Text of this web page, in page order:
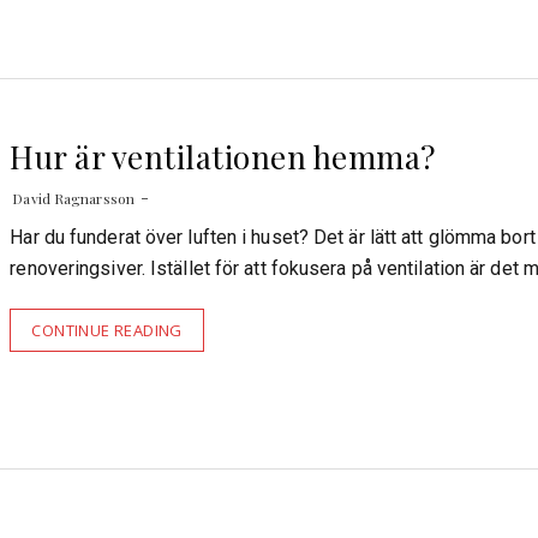
Hur är ventilationen hemma?
David Ragnarsson
Har du funderat över luften i huset? Det är lätt att glömma
renoveringsiver. Istället för att fokusera på ventilation är det
CONTINUE READING